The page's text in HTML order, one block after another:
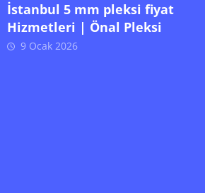
İstanbul 5 mm pleksi fiyat
Hizmetleri | Önal Pleksi
9 Ocak 2026